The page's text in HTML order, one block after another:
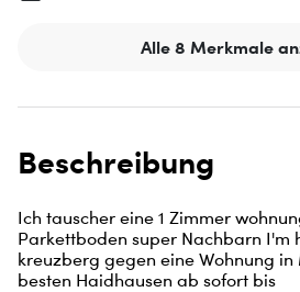
Alle 8 Merkmale
Beschreibung
Ich tauscher eine 1 Zimmer
Parkettboden super Nachbarn I'm
kreuzberg gegen eine Wohnung in
besten Haidhausen ab sofort bis